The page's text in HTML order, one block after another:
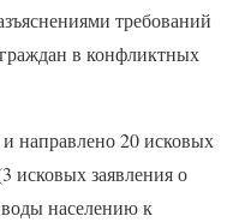
требований
в конфликтных
направлено 20 исковых
исковых заявления о
населению к